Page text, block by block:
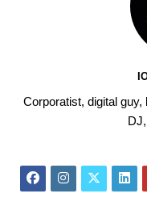
Corporatist, digital guy,